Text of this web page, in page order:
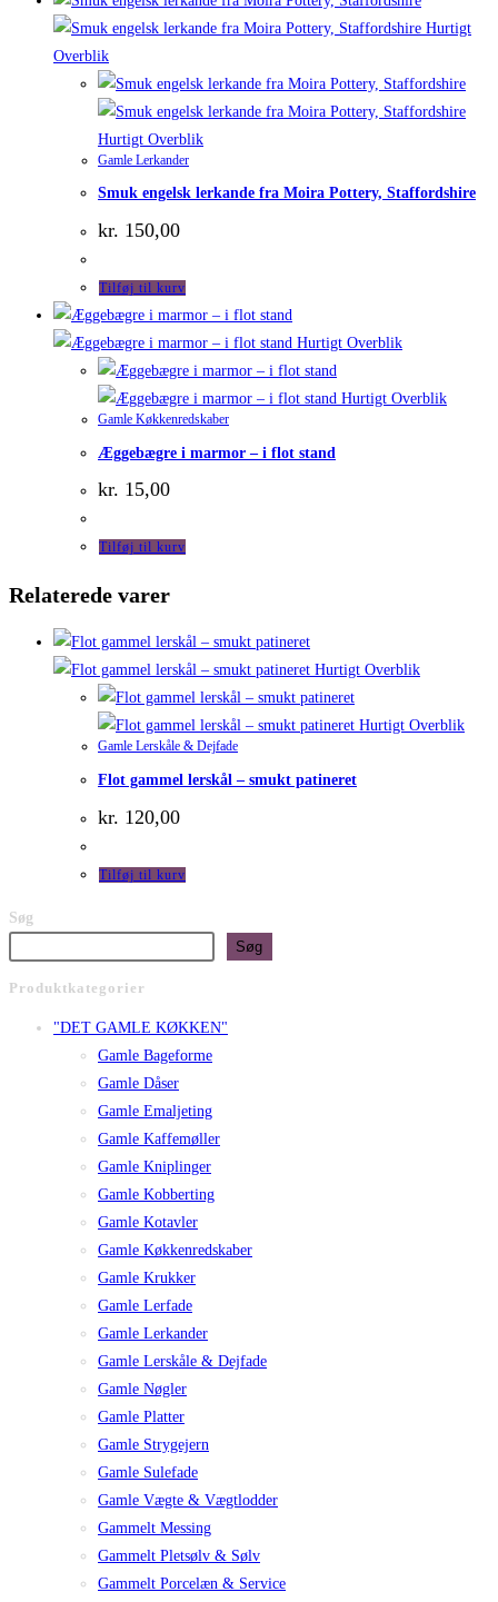
Hurtigt
Overblik
Hurtigt Overblik
Gamle Lerkander
Smuk engelsk lerkande fra Moira Pottery, Staffordshire
kr. 150,00
Tilføj til kurv
Hurtigt Overblik
Hurtigt Overblik
Gamle Køkkenredskaber
Æggebægre i marmor – i flot stand
kr. 15,00
Tilføj til kurv
Relaterede varer
Hurtigt Overblik
Hurtigt Overblik
Gamle Lerskåle & Dejfade
Flot gammel lerskål – smukt patineret
kr. 120,00
Tilføj til kurv
Søg
Søg
Produktkategorier
"DET GAMLE KØKKEN"
Gamle Bageforme
Gamle Dåser
Gamle Emaljeting
Gamle Kaffemøller
Gamle Kniplinger
Gamle Kobberting
Gamle Kotavler
Gamle Køkkenredskaber
Gamle Krukker
Gamle Lerfade
Gamle Lerkander
Gamle Lerskåle & Dejfade
Gamle Nøgler
Gamle Platter
Gamle Strygejern
Gamle Sulefade
Gamle Vægte & Vægtlodder
Gammelt Messing
Gammelt Pletsølv & Sølv
Gammelt Porcelæn & Service